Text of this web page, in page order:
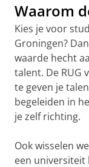
account
account
geverifieerd.
Wees op tijd
Zorg dat je
Studielink
kunt
volgen. De
Waarom
Kies je voor
Groningen?
waarde hecht
talent. De RUG
te geven je
begeleiden in
je zelf richting.
Ook wisselen
een universiteit